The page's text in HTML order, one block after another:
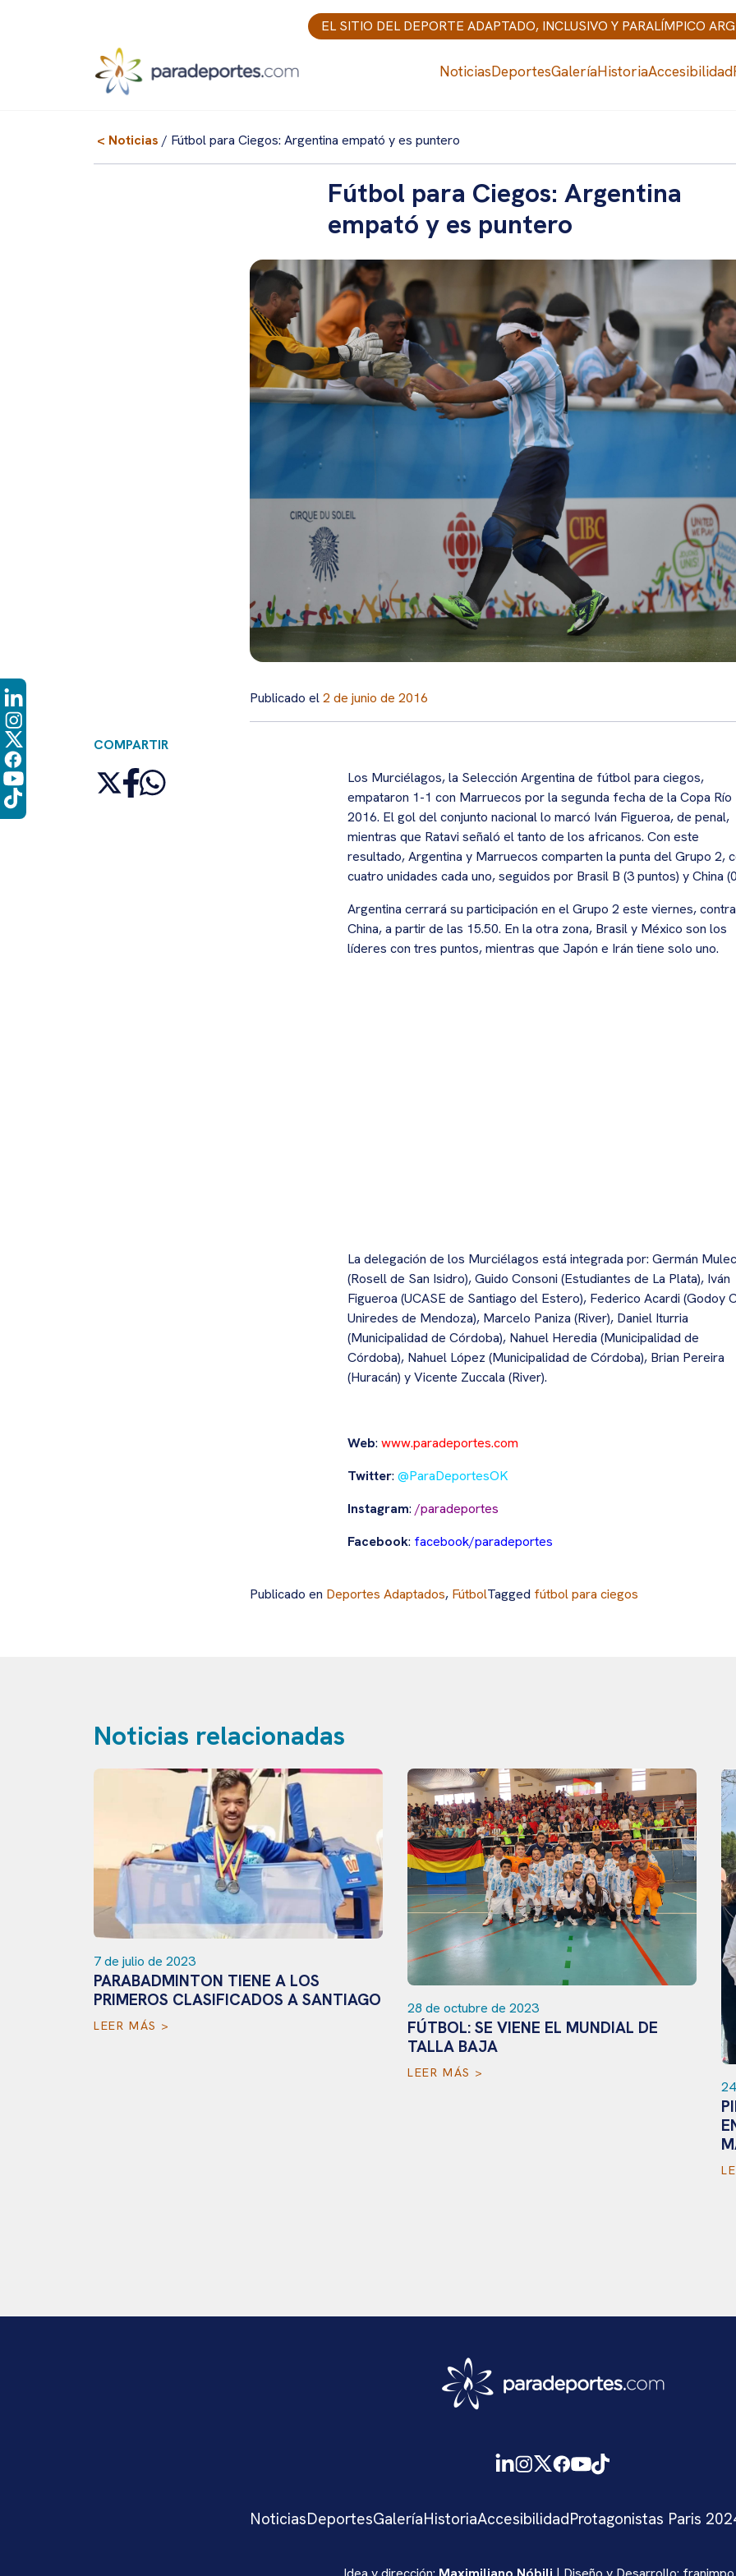
EL SITIO DEL DEPORTE ADAPTADO, INCLUSIVO Y PARALÍMPICO
NoticiasDeportesGaleríaHistoriaAccesibilidad
< Noticias / Fútbol para Ciegos: Argentina empató y es puntero
Fútbol para Ciegos: Argentina
empató y es puntero
Publicado el2 de junio de 2016
COMPARTIR
Los Murciélagos, la Selección Argentina de fútbol para ciegos,
empataron 1-1 con Marruecos por la segunda fecha de la Copa Río
2016. El gol del conjunto nacional lo marcó Iván Figueroa, de penal,
mientras que Ratavi señaló el tanto de los africanos. Con este
resultado, Argentina y Marruecos comparten la punta del Grupo 2,
cuatro unidades cada uno, seguidos por Brasil B (3 puntos) y China
Argentina cerrará su participación en el Grupo 2 este viernes, contra
China, a partir de las 15.50. En la otra zona, Brasil y México son los
líderes con tres puntos, mientras que Japón e Irán tiene solo uno.
La delegación de los Murciélagos está integrada por: Germán
(Rosell de San Isidro), Guido Consoni (Estudiantes de La Plata), Iván
Figueroa (UCASE de Santiago del Estero), Federico Acardi (Godoy
Uniredes de Mendoza), Marcelo Paniza (River), Daniel Iturria
(Municipalidad de Córdoba), Nahuel Heredia (Municipalidad de
Córdoba), Nahuel López (Municipalidad de Córdoba), Brian Pereira
(Huracán) y Vicente Zuccala (River).
Web: www.paradeportes.com
Twitter: @ParaDeportesOK
Instagram: /paradeportes
Facebook: facebook/paradeportes
Publicado en Deportes Adaptados, FútbolTagged fútbol para ciegos
Noticias relacionadas
7 de julio de 2023
PARABADMINTON TIENE A LOS
PRIMEROS CLASIFICADOS A SANTIAGO
LEER MÁS >
28 de octubre de 2023
FÚTBOL: SE VIENE EL MUNDIAL DE
TALLA BAJA
LEER MÁS >
NoticiasDeportesGaleríaHistoriaAccesibilidadProtagonistas Paris